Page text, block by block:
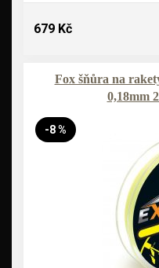
679 Kč
Fox šňůra na
0,18mm
-8 %